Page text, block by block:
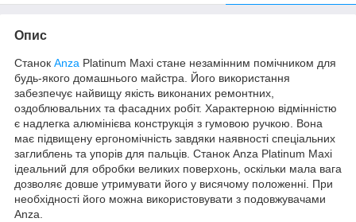
Опис
Станок Anza Platinum Maxi стане незамінним помічником для
будь-якого домашнього майстра. Його використання
забезпечує найвищу якість виконаних ремонтних,
оздоблювальних та фасадних робіт. Характерною відмінністю
є надлегка алюмінієва конструкція з гумовою ручкою. Вона
має підвищену ергономічність завдяки наявності спеціальних
заглиблень та упорів для пальців. Станок Anza Platinum Maxi
ідеальний для обробки великих поверхонь, оскільки мала вага
дозволяє довше утримувати його у висячому положенні. При
необхідності його можна використовувати з подовжувачами
Anza.